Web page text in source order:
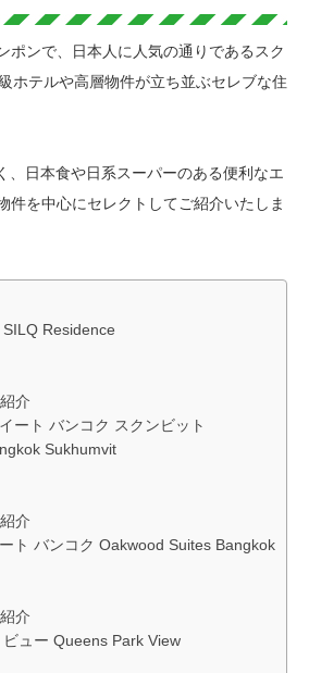
ポンで、日本人に人気の通りであるスク
ホテルや高層物件が立ち並ぶセレブな住
、日本食や日系スーパーのある便利なエ
件を中心にセレクトしてご紹介いたしま
Residence
介
ート バンコク スクンビット
Sukhumvit
介
ト バンコク Oakwood Suites Bangkok
介
ュー Queens Park View